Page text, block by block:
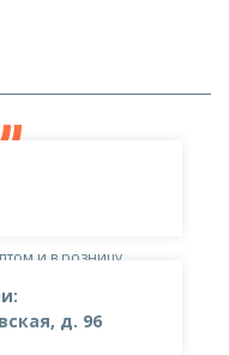
д. 96
и в розницу